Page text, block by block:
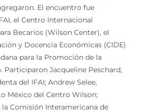
El encuentro fue
el Centro Internacional
Becarios (Wilson Center), el
y Docencia Económicas (CIDE)
para la Promoción de la
Participaron Jacqueline Peschard,
del IFAI; Andrew Selee,
México del Centro Wilson;
Comisión Interamericana de